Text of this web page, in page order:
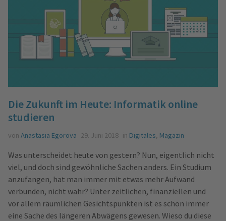
Die Zukunft im Heute: Informatik online
studieren
von Anastasia Egorova 29. Juni 2018 in Digitales, Magazin
Was unterscheidet heute von gestern? Nun, eigentlich nicht
viel, und doch sind gewöhnliche Sachen anders. Ein Studium
anzufangen, hat man immer mit etwas mehr Aufwand
verbunden, nicht wahr? Unter zeitlichen, finanziellen und
vor allem räumlichen Gesichtspunkten ist es schon immer
eine Sache des längeren Abwägens gewesen. Wieso du diese